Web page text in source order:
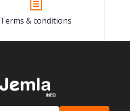
Terms & conditions